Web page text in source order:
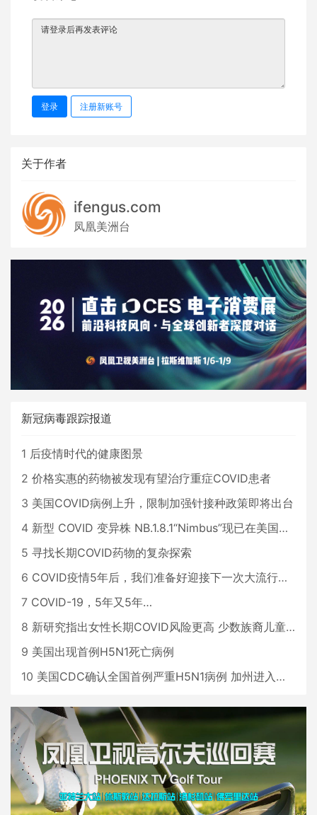
登录 注册新账号
关于作者
ifengus.com
凤凰美洲台
新冠病毒跟踪报道
1 后疫情时代的健康图景
2 价格实惠的药物被发现有望治疗重症COVID患者
3 美国COVID病例上升，限制加强针接种政策即将出台
4 新型 COVID 变异株 NB.1.8.1“Nimbus”现已在美国占据主导地位
5 寻找长期COVID药物的复杂探索
6 COVID疫情5年后，我们准备好迎接下一次大流行了吗？
7 COVID-19，5年又5年…
8 新研究指出女性长期COVID风险更高 少数族裔儿童存在差异
9 美国出现首例H5N1死亡病例
10 美国CDC确认全国首例严重H5N1病例 加州进入紧急状态